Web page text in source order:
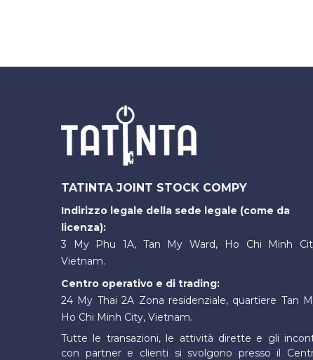
TATINTA JOINT STOCK COMPY
Indirizzo legale della sede legale (come da
licenza):
3 My Phu 1A, Tan My Ward, Ho Chi Minh
Vietnam.
Centro operativo e di trading:
24 My Thai 2A Zona residenziale, quartiere Tan
Ho Chi Minh City, Vietnam.
Tutte le transazioni, le attività dirette e gli
con partner e clienti si svolgono presso il